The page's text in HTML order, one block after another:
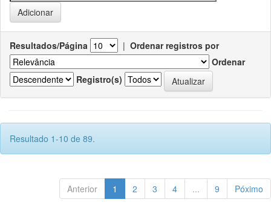
Resultados/Página | Ordenar registros por
Ordenar
Registro(s)
Resultado 1-10 de 89.
Anterior 1 2 3 4 ... 9 Póximo